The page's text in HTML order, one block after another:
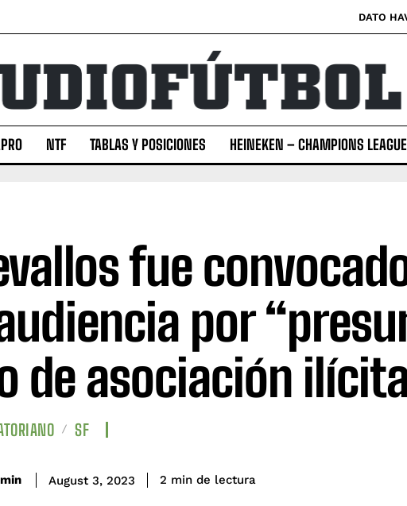
DATO
NTF TABLAS Y POSICIONES HEINEKEN – CHAMPIONS LEAGUE
fue
por
de asociación
SF
August 3, 2023 2 min de lectura